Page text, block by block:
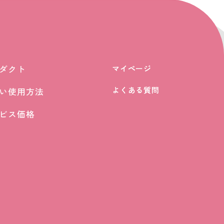
クト
使用方法
使用方法
ス価格
マイページ
マイページ
よくある質問
よくある質問